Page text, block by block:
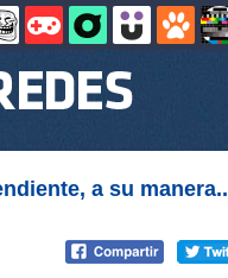
a su manera..